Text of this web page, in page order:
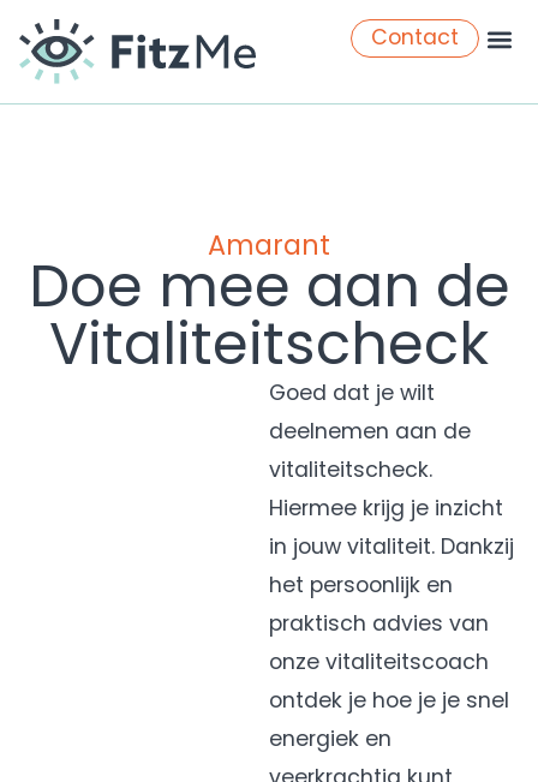
Contact
Amarant
Doe mee aan de
Vitaliteitscheck
Goed dat je wilt
deelnemen aan de
vitaliteitscheck.
Hiermee krijg je inzicht
in jouw vitaliteit. Dankzij
het persoonlijk en
praktisch advies van
onze vitaliteitscoach
ontdek je hoe je je snel
energiek en